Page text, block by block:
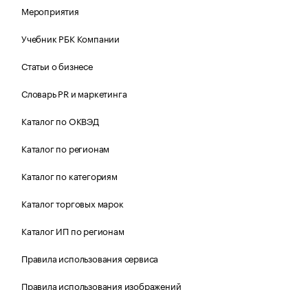
Мероприятия
Учебник РБК Компании
Статьи о бизнесе
Словарь PR и маркетинга
Каталог по ОКВЭД
Каталог по регионам
Каталог по категориям
Каталог торговых марок
Каталог ИП по регионам
Правила использования сервиса
Правила использования изображений